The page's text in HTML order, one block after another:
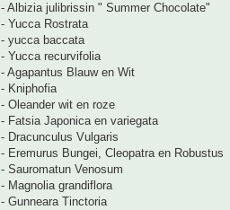
- Albizia julibrissin " Summer Chocolate"
- Yucca Rostrata
- yucca baccata
- Yucca recurvifolia
- Agapantus Blauw en Wit
- Kniphofia
- Oleander wit en roze
- Fatsia Japonica en variegata
- Dracunculus Vulgaris
- Eremurus Bungei, Cleopatra en Robustus
- Sauromatun Venosum
- Magnolia grandiflora
- Gunneara Tinctoria